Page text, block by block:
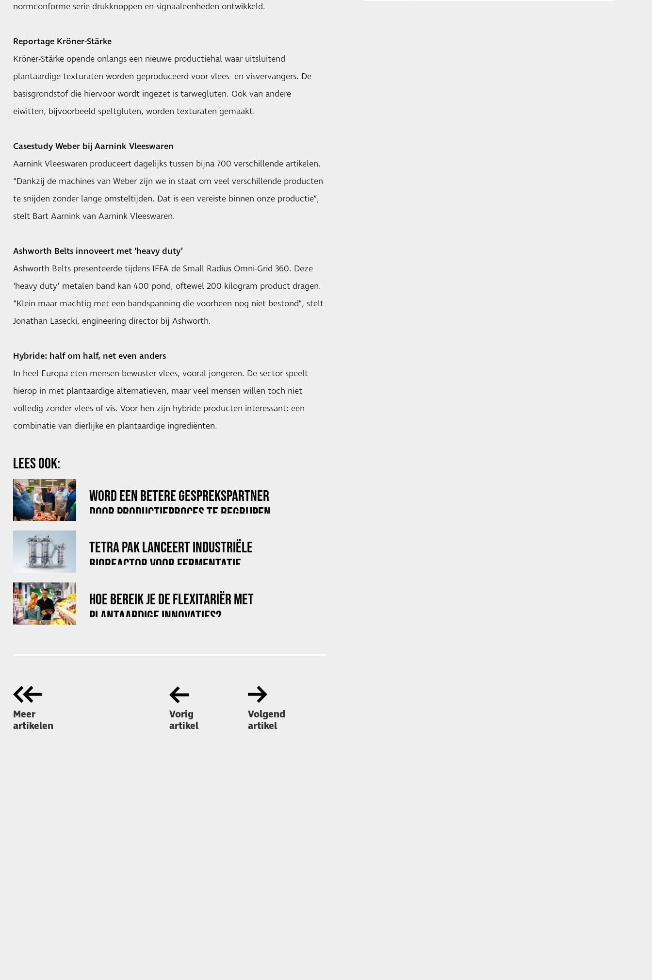
normconforme serie drukknoppen en signaaleenheden ontwikkeld.
Reportage Kröner-Stärke
Kröner-Stärke opende onlangs een nieuwe productiehal waar uitsluitend
plantaardige texturaten worden geproduceerd voor vlees- en visvervangers. De
basisgrondstof die hiervoor wordt ingezet is tarwegluten. Ook van andere
eiwitten, bijvoorbeeld speltgluten, worden texturaten gemaakt.
Casestudy Weber bij Aarnink Vleeswaren
Aarnink Vleeswaren produceert dagelijks tussen bijna 700 verschillende artikelen.
“Dankzij de machines van Weber zijn we in staat om veel verschillende producten
te snijden zonder lange omsteltijden. Dat is een vereiste binnen onze productie”,
stelt Bart Aarnink van Aarnink Vleeswaren.
Ashworth Belts innoveert met ‘heavy duty’
Ashworth Belts presenteerde tijdens IFFA de Small Radius Omni-Grid 360. Deze
‘heavy duty’ metalen band kan 400 pond, oftewel 200 kilogram product dragen.
“Klein maar machtig met een bandspanning die voorheen nog niet bestond”, stelt
Jonathan Lasecki, engineering director bij Ashworth.
Hybride: half om half, net even anders
In heel Europa eten mensen bewuster vlees, vooral jongeren. De sector speelt
hierop in met plantaardige alternatieven, maar veel mensen willen toch niet
volledig zonder vlees of vis. Voor hen zijn hybride producten interessant: een
combinatie van dierlijke en plantaardige ingrediënten.
LEES OOK:
WORD EEN BETERE GESPREKSPARTNER
DOOR PRODUCTIEPROCES TE BEGRIJPEN
TETRA PAK LANCEERT INDUSTRIËLE
BIOREACTOR VOOR FERMENTATIE
HOE BEREIK JE DE FLEXITARIËR MET
PLANTAARDIGE INNOVATIES?
Meer
artikelen
Vorig
artikel
Volgend
artikel